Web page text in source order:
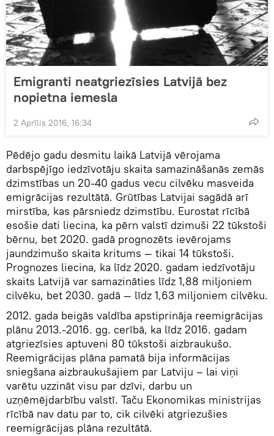
Emigranti neatgriezīsies Latvijā bez
nopietna iemesla
2 Aprīlis 2016, 16:34
Pēdējo gadu desmitu laikā Latvijā vērojama
darbspējīgo iedzīvotāju skaita samazināšanās zemās
dzimstības un 20-40 gadus vecu cilvēku masveida
emigrācijas rezultātā. Grūtības Latvijai sagādā arī
mirstība, kas pārsniedz dzimstību. Eurostat rīcībā
esošie dati liecina, ka pērn valstī dzimuši 22 tūkstoši
bērnu, bet 2020. gadā prognozēts ievērojams
jaundzimušo skaita kritums — tikai 14 tūkstoši.
Prognozes liecina, ka līdz 2020. gadam iedzīvotāju
skaits Latvijā var samazināties līdz 1,88 miljoniem
cilvēku, bet 2030. gadā — līdz 1,63 miljoniem cilvēku.
2012. gada beigās valdība apstiprināja reemigrācijas
plānu 2013.-2016. gg. cerībā, ka līdz 2016. gadam
atgriezīsies aptuveni 80 tūkstoši aizbraukušo.
Reemigrācijas plāna pamatā bija informācijas
sniegšana aizbraukušajiem par Latviju – lai viņi
varētu uzzināt visu par dzīvi, darbu un
uzņēmējdarbību valstī. Taču Ekonomikas ministrijas
rīcībā nav datu par to, cik cilvēki atgriezušies
reemigrācijas plāna rezultātā.